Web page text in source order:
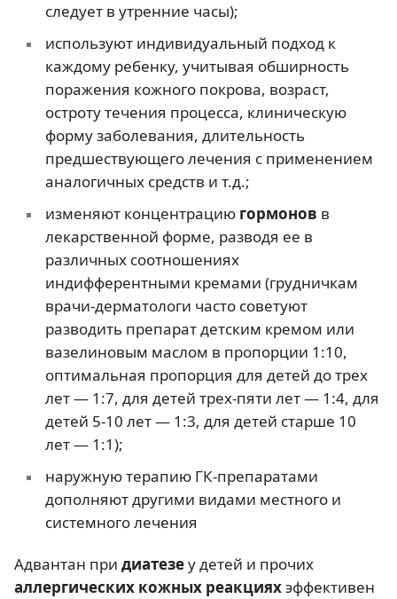
следует в утренние часы);
используют индивидуальный подход к
каждому ребенку, учитывая обширность
поражения кожного покрова, возраст,
остроту течения процесса, клиническую
форму заболевания, длительность
предшествующего лечения с применением
аналогичных средств и т.д.;
изменяют концентрацию гормонов в
лекарственной форме, разводя ее в
различных соотношениях
индифферентными кремами (грудничкам
врачи-дерматологи часто советуют
разводить препарат детским кремом или
вазелиновым маслом в пропорции 1:10,
оптимальная пропорция для детей до трех
лет — 1:7, для детей трех-пяти лет — 1:4, для
детей 5-10 лет — 1:3, для детей старше 10
лет — 1:1);
наружную терапию ГК-препаратами
дополняют другими видами местного и
системного лечения
Адвантан при диатезеу детей и прочих
аллергических кожных реакцияхэффективен